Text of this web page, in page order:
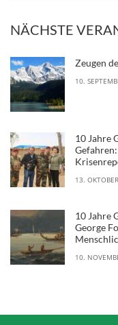
NÄCHSTE
Zeugen
10.
10 Jahre
13.
10 Jahre
George
10.